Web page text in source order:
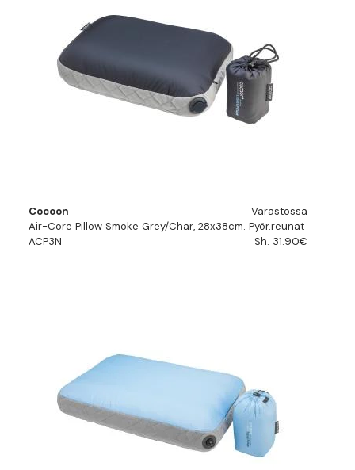
Cocoon
Varastossa
Air-Core Pillow Smoke Grey/Char, 28x38cm. Pyör.reunat
ACP3N
Sh. 31.90€